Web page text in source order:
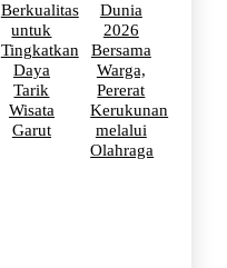
Berkualitas
untuk
Tingkatkan
Daya
Tarik
Wisata
Garut
Dunia
2026
Bersama
Warga,
Pererat
Kerukunan
melalui
Olahraga